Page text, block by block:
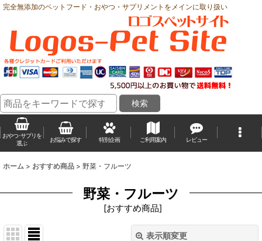
完全無添加のペットフード・おやつ・サプリメントをメインに取り扱い
おやつ･サプリを
選ぶ
お悩みで探す 特別企画 ご利用案内 レビュー
ホーム > おすすめ商品 > 野菜・フルーツ
野菜・フルーツ
[おすすめ商品]
表示順変更